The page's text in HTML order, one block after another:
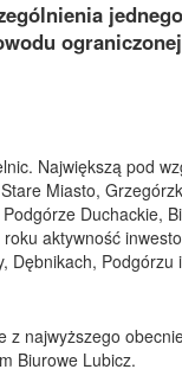
Największą pod
Miasto,
Duchackie,
aktywność
Dębnikach, Podgórzu
najwyższego
Biurowe Lubicz.